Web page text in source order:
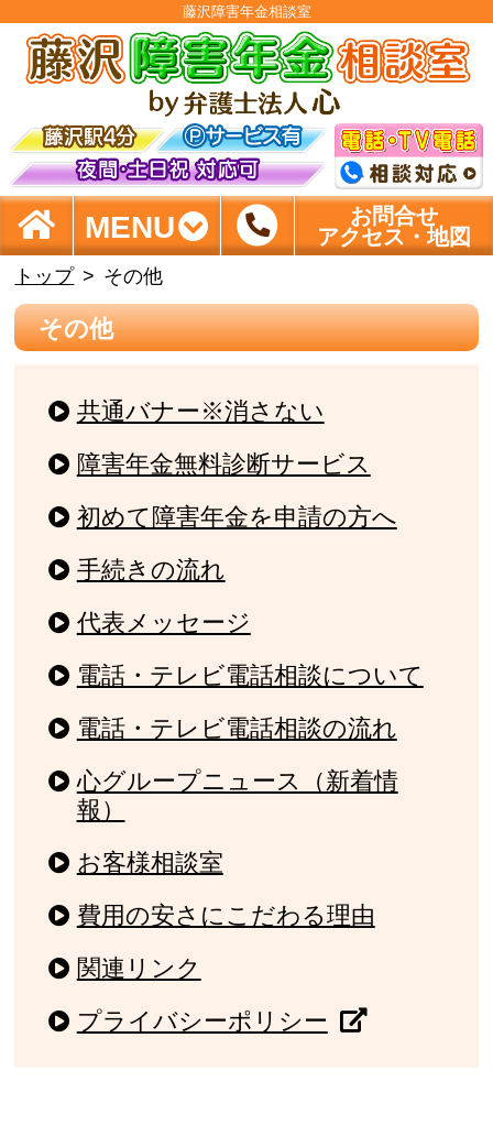
藤沢障害年金相談室
MENU
お問合せ
アクセス・地図
トップ その他
その他
共通バナー※消さない
障害年金無料診断サービス
初めて障害年金を申請の方へ
手続きの流れ
代表メッセージ
電話・テレビ電話相談について
電話・テレビ電話相談の流れ
心グループニュース（新着情
報）
お客様相談室
費用の安さにこだわる理由
関連リンク
プライバシーポリシー